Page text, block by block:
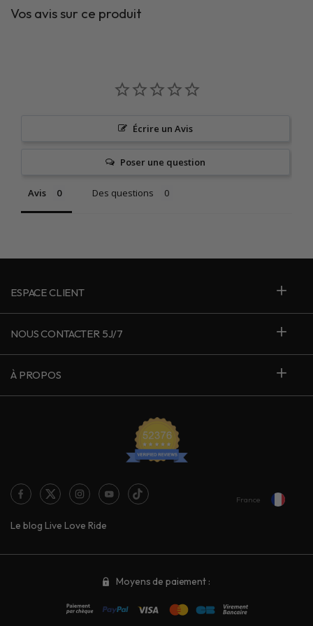
Vos avis sur ce produit
Écrire un Avis
Poser une question
Avis Des questions
ESPACE CLIENT
NOUS CONTACTER 5J/7
À PROPOS
Le blog Live Love Ride
France
Moyens de paiement :